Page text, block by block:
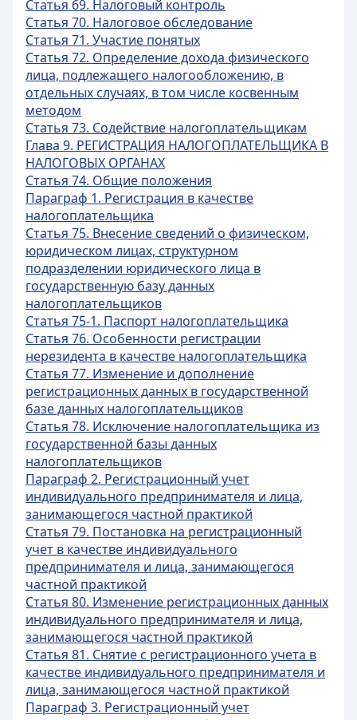
Статья 69. Налоговый контроль
Статья 70. Налоговое обследование
Статья 71. Участие понятых
Статья 72. Определение дохода физического
лица, подлежащего налогообложению, в
отдельных случаях, в том числе косвенным
методом
Статья 73. Содействие налогоплательщикам
Глава 9. РЕГИСТРАЦИЯ НАЛОГОПЛАТЕЛЬЩИКА В
НАЛОГОВЫХ ОРГАНАХ
Статья 74. Общие положения
Параграф 1. Регистрация в качестве
налогоплательщика
Статья 75. Внесение сведений о физическом,
юридическом лицах, структурном
подразделении юридического лица в
государственную базу данных
налогоплательщиков
Статья 75-1. Паспорт налогоплательщика
Статья 76. Особенности регистрации
нерезидента в качестве налогоплательщика
Статья 77. Изменение и дополнение
регистрационных данных в государственной
базе данных налогоплательщиков
Статья 78. Исключение налогоплательщика из
государственной базы данных
налогоплательщиков
Параграф 2. Регистрационный учет
индивидуального предпринимателя и лица,
занимающегося частной практикой
Статья 79. Постановка на регистрационный
учет в качестве индивидуального
предпринимателя и лица, занимающегося
частной практикой
Статья 80. Изменение регистрационных данных
индивидуального предпринимателя и лица,
занимающегося частной практикой
Статья 81. Снятие с регистрационного учета в
качестве индивидуального предпринимателя и
лица, занимающегося частной практикой
Параграф 3. Регистрационный учет